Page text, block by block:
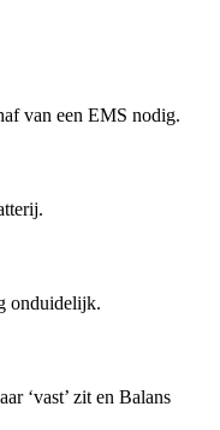
van een EMS nodig.
onduidelijk.
‘vast’ zit en Balans